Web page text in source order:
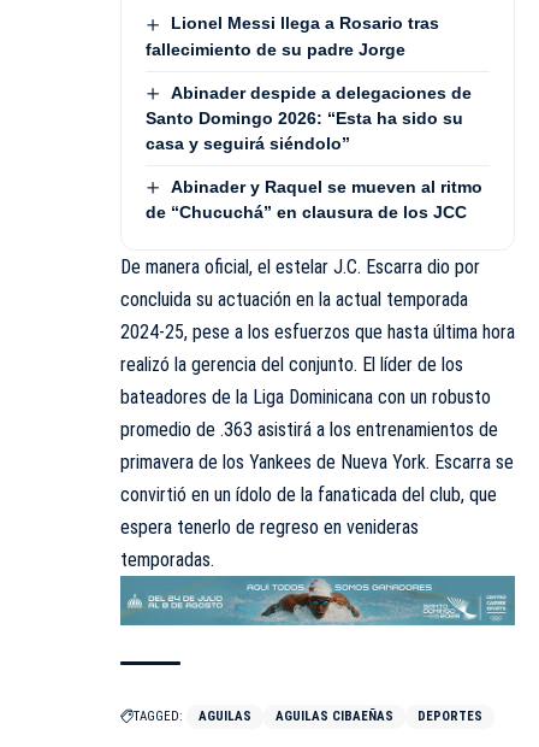
Lionel Messi llega a Rosario tras
fallecimiento de su padre Jorge
Abinader despide a delegaciones de
Santo Domingo 2026: “Esta ha sido su
casa y seguirá siéndolo”
Abinader y Raquel se mueven al ritmo
de “Chucuchá” en clausura de los JCC
De manera oficial, el estelar J.C. Escarra dio por
concluida su actuación en la actual temporada
2024-25, pese a los esfuerzos que hasta última hora
realizó la gerencia del conjunto. El líder de los
bateadores de la Liga Dominicana con un robusto
promedio de .363 asistirá a los entrenamientos de
primavera de los Yankees de Nueva York. Escarra se
convirtió en un ídolo de la fanaticada del club, que
espera tenerlo de regreso en venideras
temporadas.
TAGGED: AGUILAS AGUILAS CIBAEÑAS DEPORTES